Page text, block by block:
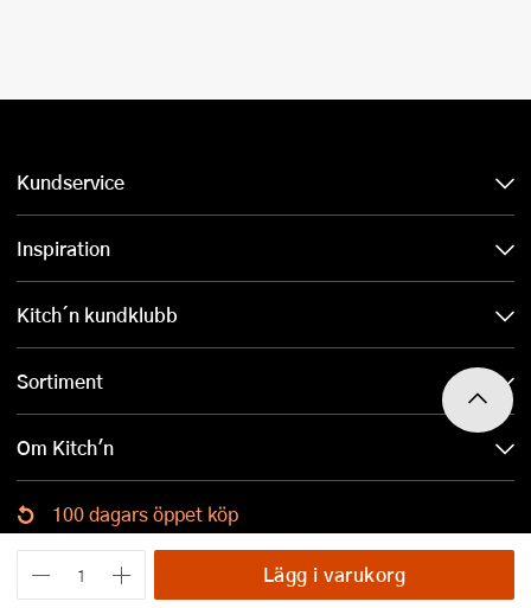
Lägg i varukorg
Kundservice
Inspiration
Kitch´n kundklubb
Sortiment
Om Kitch'n
100 dagars öppet köp
Ladda ned Kitch´n-appen